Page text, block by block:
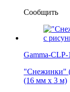
Сообщить
Gamma-CLP-
"Снежинки"
(16 мм х 3 м)